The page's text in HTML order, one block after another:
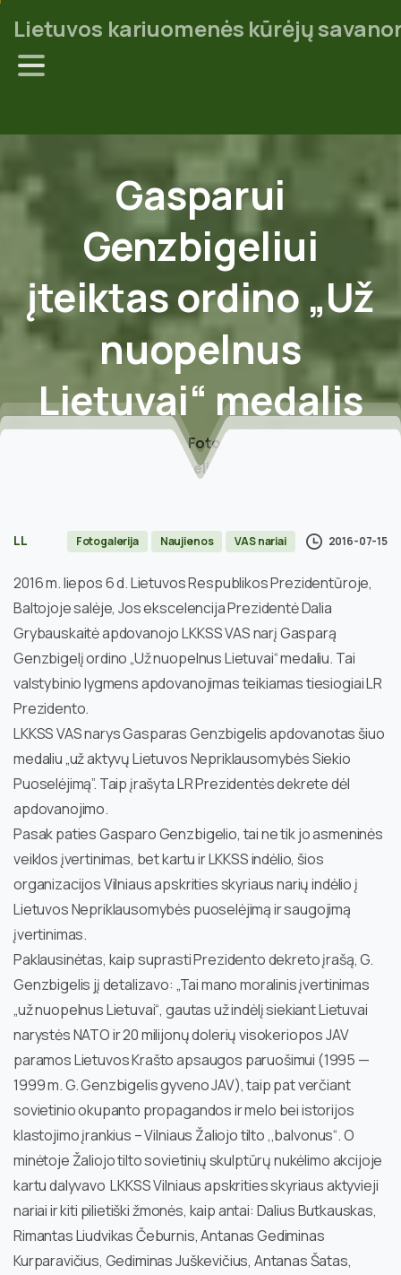
Lietuvos kariuomenės kūrėjų
Gasparui
Genzbigeliui
įteiktasordino „Už
nuopelnus
Lietuvai“ medalis
Fotogalerija
Gasparui Genzbigeliui įteiktas ordino „Už
LL Fotogalerija Naujienos VAS nariai 2016-07-15
2016 m. liepos 6 d. Lietuvos Respublikos Prezidentūroje,
Baltojoje salėje, Jos ekscelencija Prezidentė Dalia
Grybauskaitė apdovanojo LKKSS VAS narį Gasparą
Genzbigelį ordino „Už nuopelnus Lietuvai“ medaliu. Tai
valstybinio lygmens apdovanojimas teikiamas tiesiogiai LR
Prezidento.
LKKSS VAS narys Gasparas Genzbigelis apdovanotas šiuo
medaliu „už aktyvų Lietuvos Nepriklausomybės Siekio
Puoselėjimą”. Taip įrašyta LR Prezidentės dekrete dėl
apdovanojimo.
Pasak paties Gasparo Genzbigelio, tai ne tik jo asmeninės
veiklos įvertinimas, bet kartu ir LKKSS indėlio, šios
organizacijos Vilniaus apskrities skyriaus narių indėlio į
Lietuvos Nepriklausomybės puoselėjimą ir saugojimą
įvertinimas.
Paklausinėtas, kaip suprasti Prezidento dekreto įrašą, G.
Genzbigelis jį detalizavo: „Tai mano moralinis įvertinimas
„už nuopelnus Lietuvai“, gautas už indėlį siekiant Lietuvai
narystės NATO ir 20 milijonų dolerių visokeriopos JAV
paramos Lietuvos Krašto apsaugos paruošimui (1995 —
1999 m. G. Genzbigelis gyveno JAV), taip pat verčiant
sovietinio okupanto propagandos ir melo bei istorijos
klastojimo įrankius – Vilniaus Žaliojo tilto ,,balvonus“. O
minėtoje Žaliojo tilto sovietinių skulptūrų nukėlimo akcijoje
kartu dalyvavo LKKSS Vilniaus apskrities skyriaus aktyvieji
nariai ir kiti pilietiški žmonės, kaip antai: Dalius Butkauskas,
Rimantas Liudvikas Čeburnis, Antanas Gediminas
Kurparavičius, Gediminas Juškevičius, Antanas Šatas,